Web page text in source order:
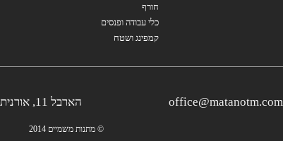
חורף
כלי עבודה ופנסים
קמפינג ושטח
office@matanotm.com הארבל 11, אורנית
© מתנות משמיים 2014